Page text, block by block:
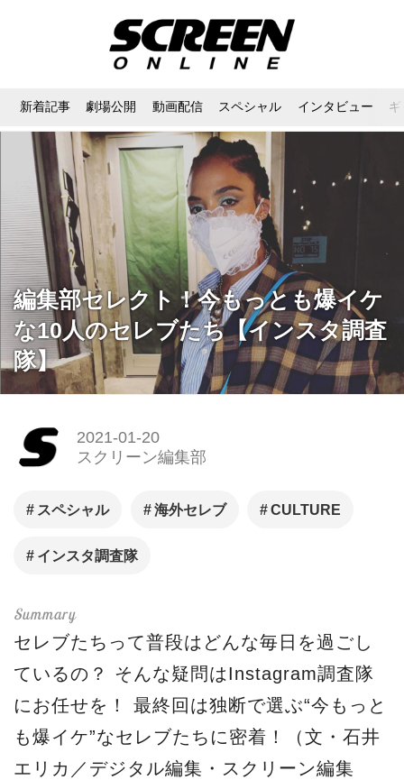
新着記事 劇場公開 動画配信 スペシャル インタビュー
編集部セレクト！今もっとも爆イケ
な10人のセレブたち【インスタ調査
隊】
2021-01-20
スクリーン編集部
スペシャル 海外セレブ CULTURE
インスタ調査隊
セレブたちって普段はどんな毎日を過ごし
ているの？ そんな疑問はInstagram調査隊
にお任せを！ 最終回は独断で選ぶ“今もっと
も爆イケ”なセレブたちに密着！（文・石井
エリカ／デジタル編集・スクリーン編集